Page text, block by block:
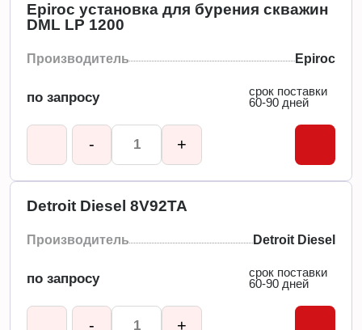
Epiroc установка для бурения скважин
DML LP 1200
Производитель Epiroc
по запросу
срок поставки
60-90 дней
- +
Detroit Diesel 8V92TA
Производитель Detroit Diesel
по запросу
срок поставки
60-90 дней
- +